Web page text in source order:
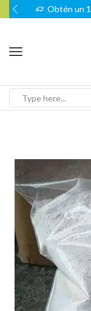
Obtén un